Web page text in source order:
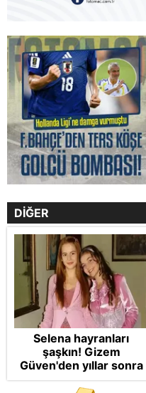
DİĞER
Selena hayranları
şaşkın! Gizem
Güven'den yıllar sonra
gelen Cansu Demirci